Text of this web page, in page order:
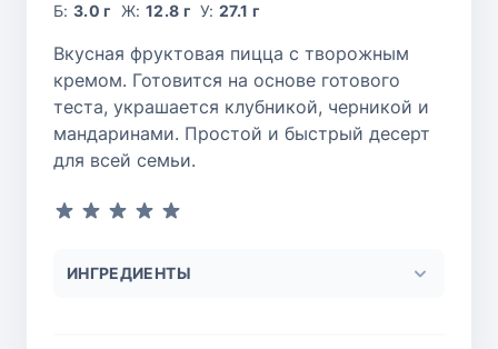
Б:3.0 г Ж: 12.8 г У:27.1 г
Вкусная фруктовая пицца с творожным
кремом. Готовится на основе готового
теста, украшается клубникой, черникой и
мандаринами. Простой и быстрый десерт
для всей семьи.
ИНГРЕДИЕНТЫ